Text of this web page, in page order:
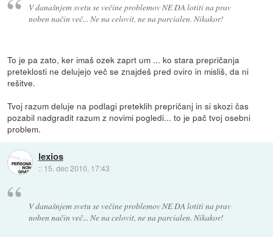
V današnjem svetu se večine problemov NE DA lotiti na prav
noben način več... Ne na celovit, ne na parcialen. Nikakor!
To je pa zato, ker imaš ozek zaprt um ... ko stara prepričanja
preteklosti ne delujejo več se znajdeš pred oviro in misliš, da ni
rešitve.
Tvoj razum deluje na podlagi preteklih prepričanj in si skozi čas
pozabil nadgradit razum z novimi pogledi... to je pač tvoj osebni
problem.
lexios
:: 15. dec 2010, 17:43
V današnjem svetu se večine problemov NE DA lotiti na prav
noben način več... Ne na celovit, ne na parcialen. Nikakor!